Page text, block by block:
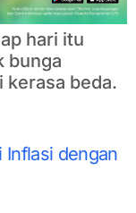
hari itu
bunga
kerasa beda.
Inflasi dengan